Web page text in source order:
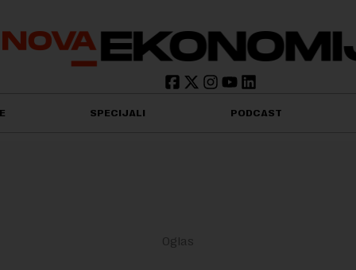
SPECIJALI PODCAST